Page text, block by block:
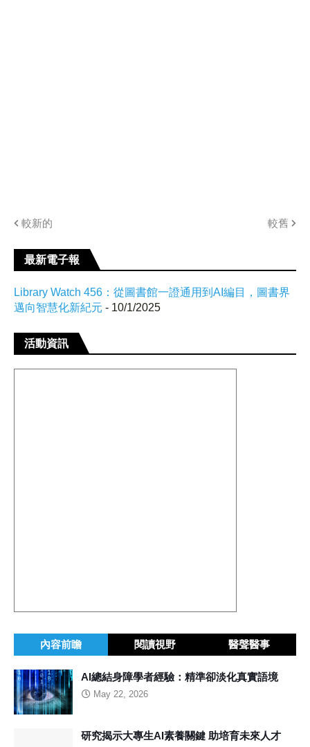
較新的 較舊
最新電子報
Library Watch 456：從圖書館一證通用到AI編目，圖書界
邁向智慧化新紀元 - 10/1/2025
活動資訊
內容前瞻 閱讀視野 醫聲醫事
AI總結身障學者經驗：精準卻淡化真實語境
May 22, 2026
研究揭示大專生AI素養關鍵 助培育未來人才